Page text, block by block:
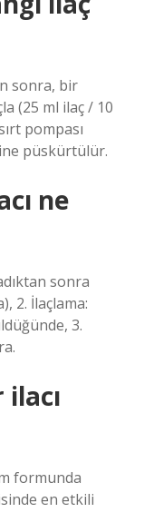
sonra, bir
(25 ml ilaç / 10
pompası
püskürtülür.
ne
sonra
2. İlaçlama:
3.
​​formunda
en etkili